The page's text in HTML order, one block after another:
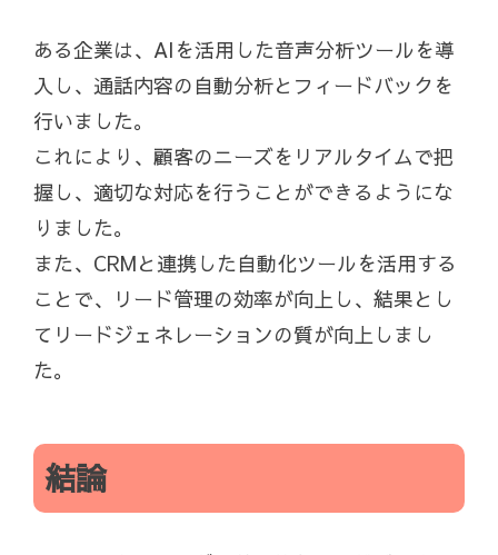
ある企業は、AIを活用した音声分析ツールを導
入し、通話内容の自動分析とフィードバックを
行いました。
これにより、顧客のニーズをリアルタイムで把
握し、適切な対応を行うことができるようにな
りました。
また、CRMと連携した自動化ツールを活用する
ことで、リード管理の効率が向上し、結果とし
てリードジェネレーションの質が向上しまし
た。
結論